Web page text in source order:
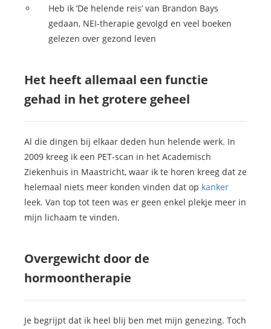
Heb ik ‘De helende reis’ van Brandon Bays
gedaan, NEI-therapie gevolgd en veel boeken
gelezen over gezond leven
Het heeft allemaal een functie
gehad in het grotere geheel
Al die dingen bij elkaar deden hun helende werk. In
2009 kreeg ik een PET-scan in het Academisch
Ziekenhuis in Maastricht, waar ik te horen kreeg dat ze
helemaal niets meer konden vinden dat op kanker
leek. Van top tot teen was er geen enkel plekje meer in
mijn lichaam te vinden.
Overgewicht door de
hormoontherapie
Je begrijpt dat ik heel blij ben met mijn genezing. Toch